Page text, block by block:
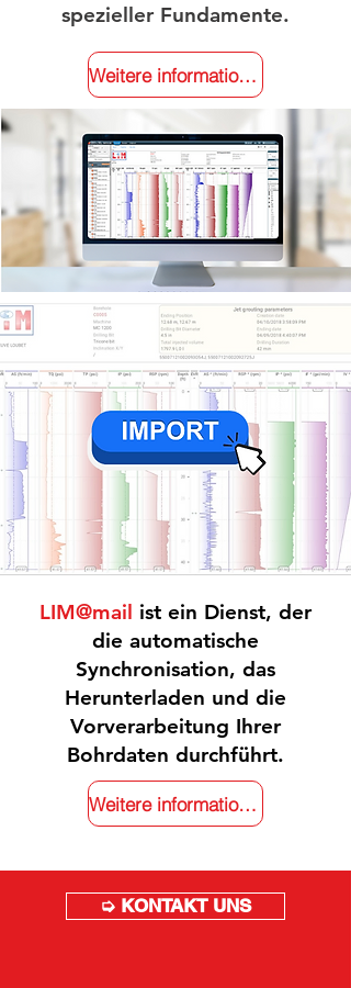
spezieller Fundamente.
Weitere informationen
LIM@mail ist ein Dienst, der
die automatische
Synchronisation, das
Herunterladen und die
Vorverarbeitung Ihrer
Bohrdaten durchführt.
Weitere informationen
➭ KONTAKT UNS